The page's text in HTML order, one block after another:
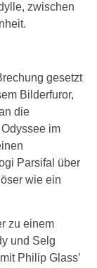
zwischen
gesetzt
Bilderfuror,
die
im
Parsifal über
wie ein
zu einem
und Selg
Philip Glass’